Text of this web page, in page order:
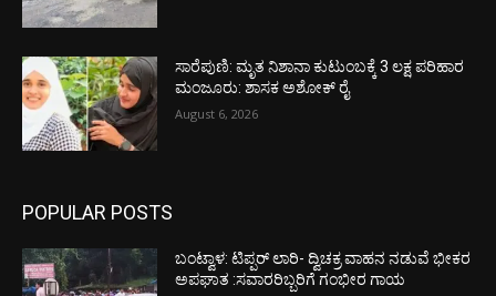
ಸಾರೆಪುಣಿ: ಮೃತ ನಿಶಾನಾ ಕುಟುಂಬಕ್ಕೆ 3 ಲಕ್ಷ ಪರಿಹಾರ
ಮಂಜೂರು: ಶಾಸಕ ಅಶೋಕ್ ರೈ
August 6, 2026
POPULAR POSTS
ಬಂಟ್ವಾಳ: ಟಿಪ್ಪರ್ ಲಾರಿ- ದ್ವಿಚಕ್ರ ವಾಹನ ನಡುವೆ ಭೀಕರ
ಅಪಘಾತ :ಸವಾರರಿಬ್ಬರಿಗೆ ಗಂಭೀರ ಗಾಯ